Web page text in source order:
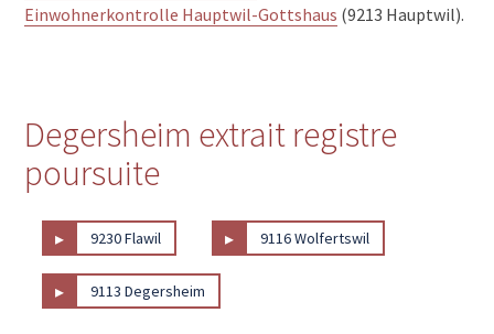
Einwohnerkontrolle Hauptwil-Gottshaus (9213 Hauptwil).
Degersheim extrait registre
poursuite
▸ 9230 Flawil ▸ 9116 Wolfertswil
▸ 9113 Degersheim